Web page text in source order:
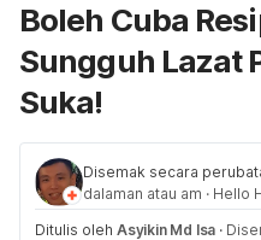
Boleh Cuba
Sungguh Lazat
Suka!
Disemak secara
dalaman atau am · Hello
Ditulis oleh Asyikin Md Isa ·